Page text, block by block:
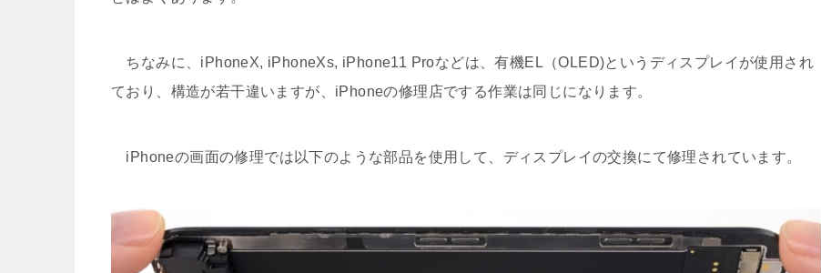
ちなみに、iPhoneX, iPhoneXs, iPhone11 Proなどは、有機EL（OLED)というディスプレイが使用され
ており、構造が若干違いますが、iPhoneの修理店でする作業は同じになります。
iPhoneの画面の修理では以下のような部品を使用して、ディスプレイの交換にて修理されています。